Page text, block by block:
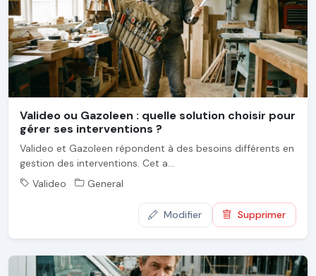
Valideo ou Gazoleen : quelle solution choisir pour
gérer ses interventions ?
Valideo et Gazoleen répondent à des besoins différents en
gestion des interventions. Cet a...
Valideo
General
Modifier Supprimer